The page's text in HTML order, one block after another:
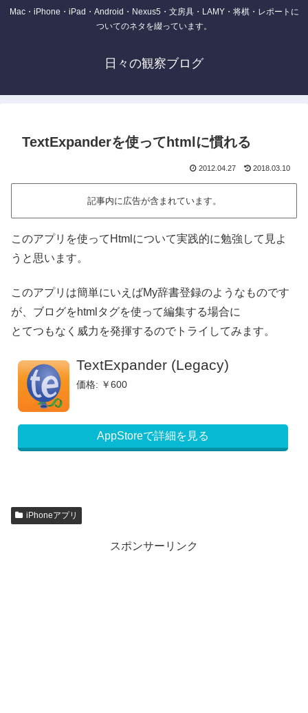
Mac・iPhone・iPad・Android・Nexus5・文房具・LAMY・将棋・レポートに
ついてのネタを綴っています。
日々の観察ブログ
TextExpanderを使ってhtmlに慣れる
2012.04.27 2018.03.10
記事内に広告が含まれています。
このアプリを使ってHtmlについて実践的に勉強して見よ
うと思います。
このアプリは簡単にいえばMy辞書登録のようなものです
が、ブログをhtmlタグを使って編集する場合に
とてつもなく威力を発揮するのでトライしてみます。
TextExpander (Legacy)
価格: ￥600
AppStoreで詳細を見る
iPhoneアプリ
スポンサーリンク